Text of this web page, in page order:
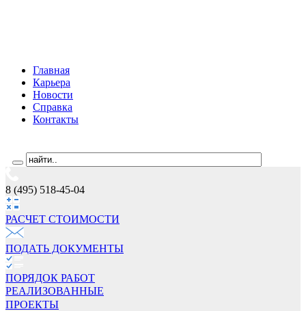
Главная
Карьера
Новости
Справка
Контакты
8 (495) 518-45-04
РАСЧЕТ СТОИМОCТИ
ПОДАТЬ ДОКУМЕНТЫ
ПОРЯДОК РАБОТ
РЕАЛИЗОВАННЫЕ
ПРОЕКТЫ